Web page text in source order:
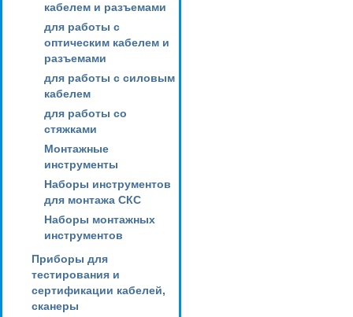
кабелем и разъемами
для работы с
оптическим кабелем и
разъемами
для работы с силовым
кабелем
для работы со
стяжками
Монтажные
инструменты
Наборы инструментов
для монтажа СКС
Наборы монтажных
инструментов
Приборы для
тестирования и
сертификации кабелей,
сканеры